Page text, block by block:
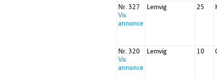
Nr. 327
Vis
annonce
Lemvig 25
Nr. 320
Vis
annonce
Lemvig 10